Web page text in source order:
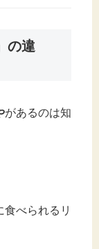
の違
があるのは知
べられるリ